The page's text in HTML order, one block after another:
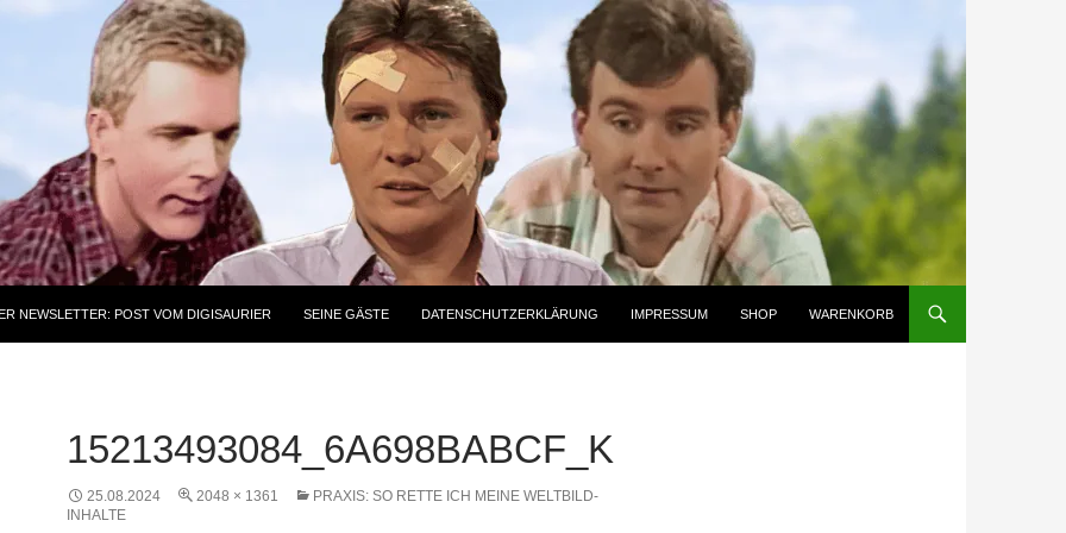
NEWSLETTER: POST VOM DIGISAURIER SEINE GÄSTE DATENSCHUTZERKLÄRUNG IMPRESSUM SHOP WARENKORB
15213493084_6A698BABCF_K
25.08.2024 2048 × 1361
PRAXIS: SO RETTE ICH MEINE WELTBILD-
INHALTE